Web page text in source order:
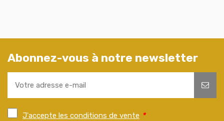
Abonnez-vous à notre newsletter
J'accepte les conditions de vente *